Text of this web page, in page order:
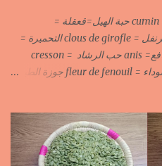
القسبر يابس = coriandre الكمون = cumin حبة الهيل=قعقلة =
cardamome القرفة = cannelle القرنفل = clous de girofle التحميرة =
paprika سكنجبير = gingembre النافع= anis حب الرشاد = cresson
السودانية الحارة = piment الحبة السوداء = fleur de fenouil جوزة الطيب
=nigelle اليبزار الأبيض=poivre blonc الخرقوم =safran des
indes=curcuma اليبزار الأسود=poivre noir زعفران=safran
جنجلان=grains de sésame الكبابة=cubèbe=piment de jamaique